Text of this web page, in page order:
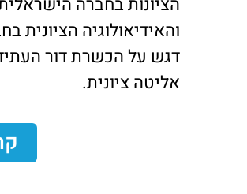
והאידיאולוגיה
דגש על הכשרת דור
אליטה ציונית.